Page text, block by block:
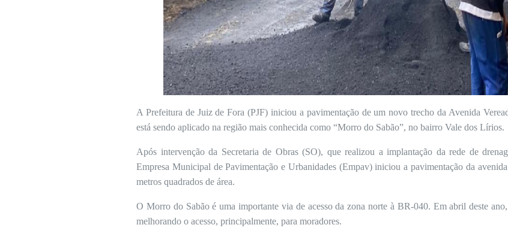
A Prefeitura de Juiz de Fora (PJF) iniciou a pavimentação de um novo trecho da Avenida
está sendo aplicado na região mais conhecida como “Morro do Sabão”, no bairro Vale dos Lírios.
Após intervenção da Secretaria de Obras (SO), que realizou a implantação da rede de
Empresa Municipal de Pavimentação e Urbanidades (Empav) iniciou a pavimentação da
metros quadrados de área.
O Morro do Sabão é uma importante via de acesso da zona norte à BR-040. Em abril deste
melhorando o acesso, principalmente, para moradores.